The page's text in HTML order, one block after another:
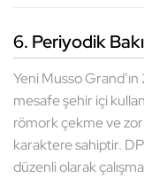
6. Periyodik
Yeni Musso
mesafe şehir içi
römork çekme ve
karaktere sahiptir.
düzenli olarak çalışma